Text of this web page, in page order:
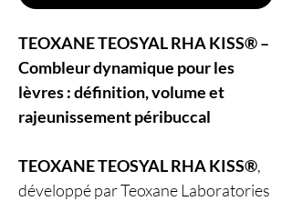
TEOXANE TEOSYAL RHA KISS® –
Combleur dynamique pour les
lèvres : définition, volume et
rajeunissement péribuccal
TEOXANE TEOSYAL RHA KISS®,
développé par Teoxane Laboratories